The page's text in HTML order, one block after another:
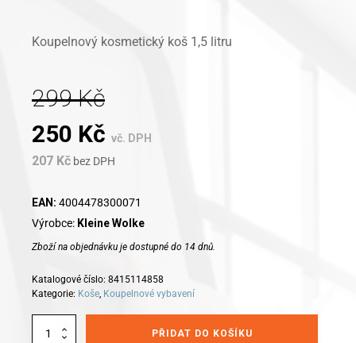
Koupelnový kosmetický koš 1,5 litru
299Kč
Original
price
was:
299 Kč.
250 Kč Current
price
is:
250 Kč.
vč. DPH
207 Kč bez DPH
EAN: 4004478300071
Výrobce: Kleine Wolke
Zboží na objednávku je dostupné do 14 dnů.
Katalogové číslo: 8415114858
Kategorie: Koše Koupelnové vybavení
Kleine
PŘIDAT DO KOŠÍKU